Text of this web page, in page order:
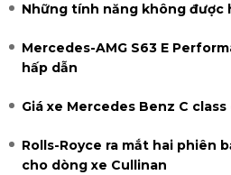
Những tính năng không
Mercedes-AMG S63 E
hấp dẫn
Giá xe Mercedes Benz C
Rolls-Royce ra mắt hai phiên
cho dòng xe Cullinan